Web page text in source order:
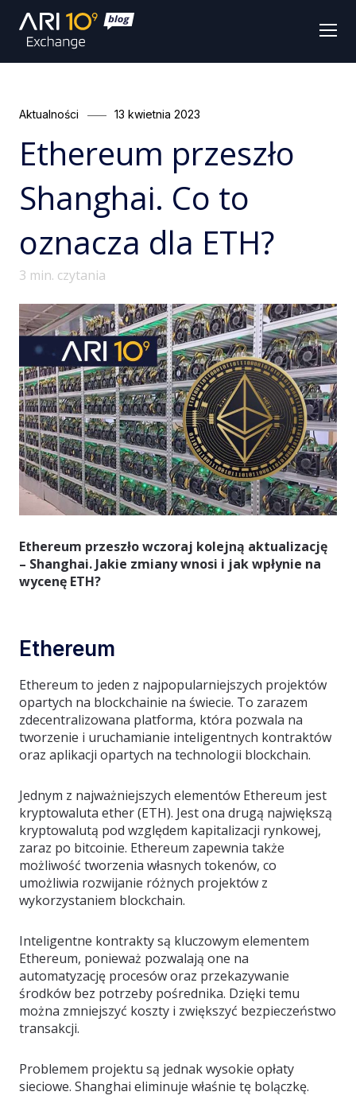
Categories
Aktualności
Posted
13 kwietnia 2023
Ethereum przeszło
Shanghai. Co to
oznacza dla ETH?
3 min. czytania
Ethereum przeszło wczoraj kolejną aktualizację
– Shanghai. Jakie zmiany wnosi i jak wpłynie na
wycenę ETH?
Ethereum
Ethereum to jeden z najpopularniejszych projektów
opartych na blockchainie na świecie. To zarazem
zdecentralizowana platforma, która pozwala na
tworzenie i uruchamianie inteligentnych kontraktów
oraz aplikacji opartych na technologii blockchain.
Jednym z najważniejszych elementów Ethereum jest
kryptowaluta ether (ETH). Jest ona drugą największą
kryptowalutą pod względem kapitalizacji rynkowej,
zaraz po bitcoinie. Ethereum zapewnia także
możliwość tworzenia własnych tokenów, co
umożliwia rozwijanie różnych projektów z
wykorzystaniem blockchain.
Inteligentne kontrakty są kluczowym elementem
Ethereum, ponieważ pozwalają one na
automatyzację procesów oraz przekazywanie
środków bez potrzeby pośrednika. Dzięki temu
można zmniejszyć koszty i zwiększyć bezpieczeństwo
transakcji.
Problemem projektu są jednak wysokie opłaty
sieciowe. Shanghai eliminuje właśnie tę bolączkę.